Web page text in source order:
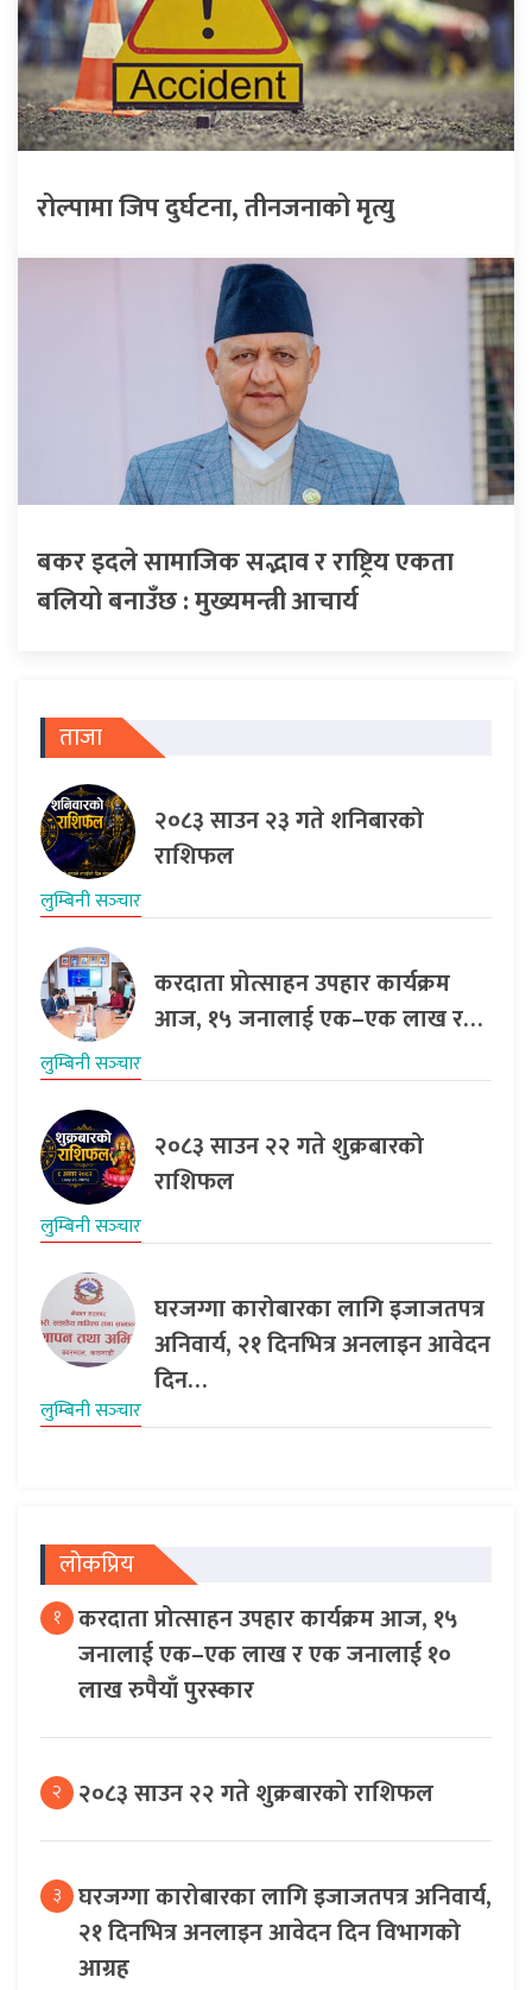
रोल्पामा जिप दुर्घटना, तीनजनाको मृत्यु
बकर इदले सामाजिक सद्भाव र राष्ट्रिय एकता
बलियो बनाउँछ : मुख्यमन्त्री आचार्य
ताजा
२०८३ साउन २३ गते शनिबारको
राशिफल
लुम्बिनी सञ्‍चार
करदाता प्रोत्साहन उपहार कार्यक्रम
आज, १५ जनालाई एक–एक लाख र…
लुम्बिनी सञ्‍चार
२०८३ साउन २२ गते शुक्रबारको
राशिफल
लुम्बिनी सञ्‍चार
घरजग्गा कारोबारका लागि इजाजतपत्र
अनिवार्य, २१ दिनभित्र अनलाइन आवेदन
दिन…
लुम्बिनी सञ्‍चार
लोकप्रिय
१ करदाता प्रोत्साहन उपहार कार्यक्रम आज, १५
जनालाई एक–एक लाख र एक जनालाई १०
लाख रुपैयाँ पुरस्कार
२ २०८३ साउन २२ गते शुक्रबारको राशिफल
३ घरजग्गा कारोबारका लागि इजाजतपत्र अनिवार्य,
२१ दिनभित्र अनलाइन आवेदन दिन विभागको
आग्रह